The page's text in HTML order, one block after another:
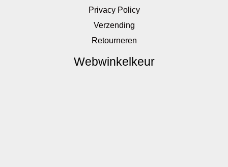
Privacy Policy
Verzending
Retourneren
Webwinkelkeur